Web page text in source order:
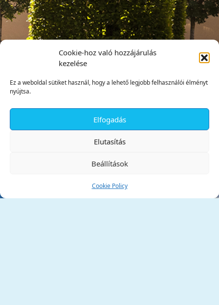
Cookie-hoz való hozzájárulás
kezelése
Ez a weboldal sütiket használ, hogy a lehető legjobb felhasználói élményt
nyújtsa.
Elfogadás
Elutasítás
Beállítások
Cookie Policy
Tata Város Önkormányzata
✕